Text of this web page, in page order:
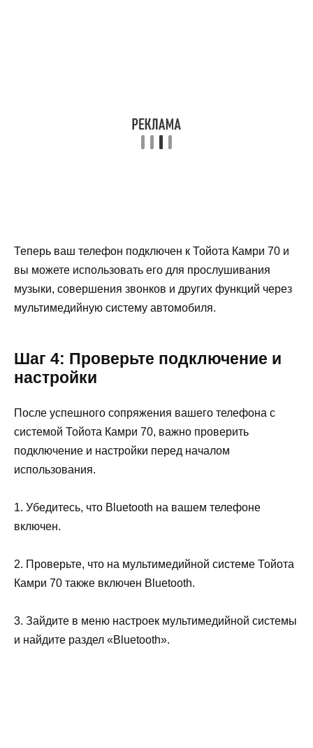
Теперь ваш телефон подключен к Тойота Камри 70 и
вы можете использовать его для прослушивания
музыки, совершения звонков и других функций через
мультимедийную систему автомобиля.
Шаг 4: Проверьте подключение и
настройки
После успешного сопряжения вашего телефона с
системой Тойота Камри 70, важно проверить
подключение и настройки перед началом
использования.
1. Убедитесь, что Bluetooth на вашем телефоне
включен.
2. Проверьте, что на мультимедийной системе Тойота
Камри 70 также включен Bluetooth.
3. Зайдите в меню настроек мультимедийной системы
и найдите раздел «Bluetooth».